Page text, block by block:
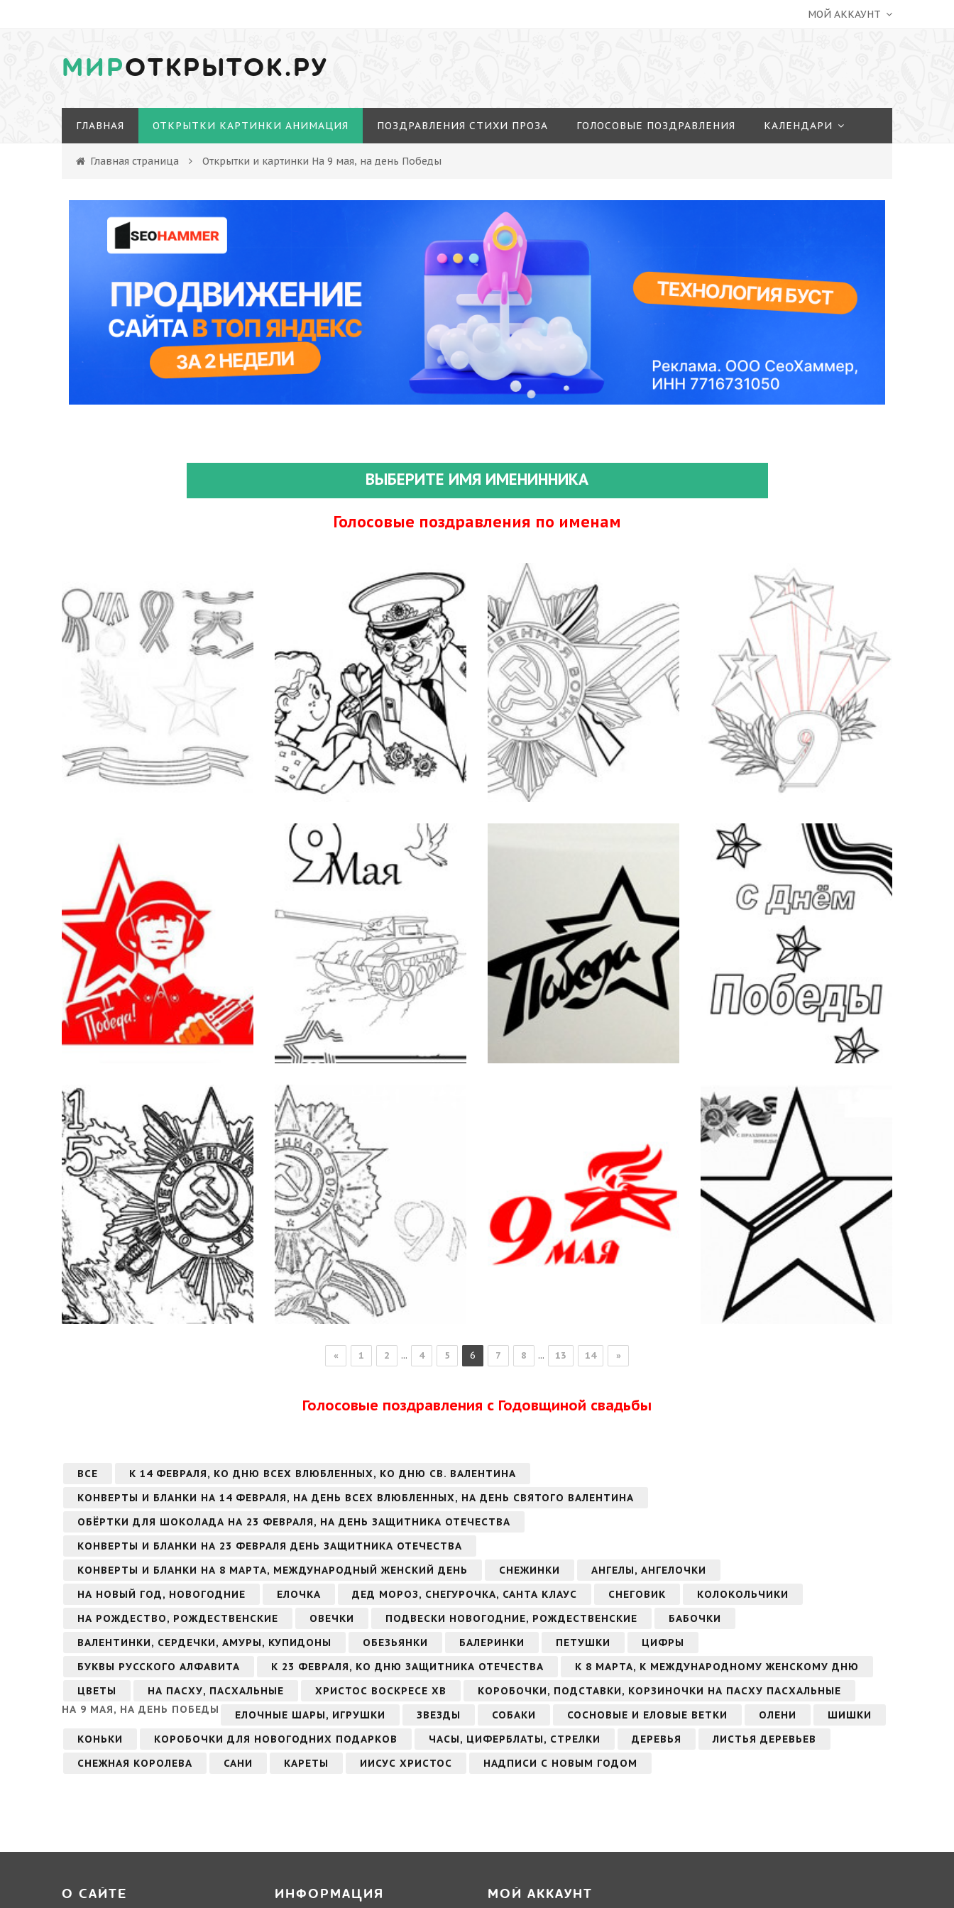
МОЙ АККАУНТ
МИРОТКРЫТОК.РУ
ГЛАВНАЯ ОТКРЫТКИ КАРТИНКИ АНИМАЦИЯ ПОЗДРАВЛЕНИЯ СТИХИ ПРОЗА ГОЛОСОВЫЕ ПОЗДРАВЛЕНИЯ КАЛЕНДАРИ
Главная страница Открытки и картинки На 9 мая, на день Победы
ВЫБЕРИТЕ ИМЯ ИМЕНИННИКА
Голосовые поздравления по именам
« 1 2 ... 4 5 6 7 8 ... 13 14 »
Голосовые поздравления с Годовщиной свадьбы
ВСЕ
К 14 ФЕВРАЛЯ, КО ДНЮ ВСЕХ ВЛЮБЛЕННЫХ, КО ДНЮ СВ. ВАЛЕНТИНА
КОНВЕРТЫ И БЛАНКИ НА 14 ФЕВРАЛЯ, НА ДЕНЬ ВСЕХ ВЛЮБЛЕННЫХ, НА ДЕНЬ СВЯТОГО ВАЛЕНТИНА
ОБЁРТКИ ДЛЯ ШОКОЛАДА НА 23 ФЕВРАЛЯ, НА ДЕНЬ ЗАЩИТНИКА ОТЕЧЕСТВА
КОНВЕРТЫ И БЛАНКИ НА 23 ФЕВРАЛЯ ДЕНЬ ЗАЩИТНИКА ОТЕЧЕСТВА
КОНВЕРТЫ И БЛАНКИ НА 8 МАРТА, МЕЖДУНАРОДНЫЙ ЖЕНСКИЙ ДЕНЬ
СНЕЖИНКИ
АНГЕЛЫ, АНГЕЛОЧКИ
НА НОВЫЙ ГОД, НОВОГОДНИЕ
ЕЛОЧКА ДЕД МОРОЗ, СНЕГУРОЧКА, САНТА КЛАУС СНЕГОВИК
КОЛОКОЛЬЧИКИ
НА РОЖДЕСТВО, РОЖДЕСТВЕНСКИЕ
ОВЕЧКИ ПОДВЕСКИ НОВОГОДНИЕ, РОЖДЕСТВЕНСКИЕ
БАБОЧКИ
ВАЛЕНТИНКИ, СЕРДЕЧКИ, АМУРЫ, КУПИДОНЫ
ОБЕЗЬЯНКИ БАЛЕРИНКИ ПЕТУШКИ
ЦИФРЫ
БУКВЫ РУССКОГО АЛФАВИТА
К 23 ФЕВРАЛЯ, КО ДНЮ ЗАЩИТНИКА ОТЕЧЕСТВА
К 8 МАРТА, К МЕЖДУНАРОДНОМУ ЖЕНСКОМУ ДНЮ
ЦВЕТЫ
НА ПАСХУ, ПАСХАЛЬНЫЕ ХРИСТОС ВОСКРЕСЕ ХВ
КОРОБОЧКИ, ПОДСТАВКИ, КОРЗИНОЧКИ НА ПАСХУ ПАСХАЛЬНЫЕ
НА 9 МАЯ, НА ДЕНЬ ПОБЕДЫ
ЕЛОЧНЫЕ ШАРЫ, ИГРУШКИ ЗВЕЗДЫ СОБАКИ СОСНОВЫЕ И ЕЛОВЫЕ ВЕТКИ ОЛЕНИ
ШИШКИ
КОНЬКИ
КОРОБОЧКИ ДЛЯ НОВОГОДНИХ ПОДАРКОВ ЧАСЫ, ЦИФЕРБЛАТЫ, СТРЕЛКИ ДЕРЕВЬЯ
ЛИСТЬЯ ДЕРЕВЬЕВ
СНЕЖНАЯ КОРОЛЕВА
САНИ КАРЕТЫ ИИСУС ХРИСТОС НАДПИСИ С НОВЫМ ГОДОМ
О САЙТЕ ИНФОРМАЦИЯ МОЙ АККАУНТ